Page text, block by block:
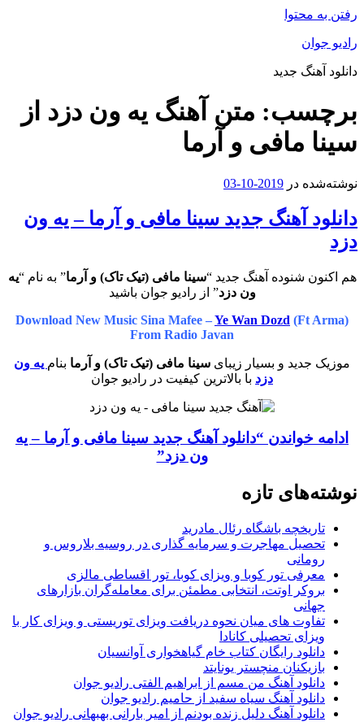
رفتن به محتوا
رادیو جوان
دانلود آهنگ جدید
برچسب: متن آهنگ یه ون دزد از
سینا مافی و آرما
نوشته‌شده در 2019-10-03
دانلود آهنگ جدید سینا مافی و آرما – یه ون
دزد
هم اکنون شنوده آهنگ جدید “سینا مافی (تیک تاک) و آرما” به نام “یه
ون دزد” از رادیو جوان باشید
Download New Music Sina Mafee –Ye Wan Dozd (Ft Arma)
From Radio Javan
موزیک جدید و بسیار زیبای سینا مافی (تیک تاک) و آرما بنام یه ون
دزد با بالاترین کیفیت در رادیو جوان
ادامه خواندن “دانلود آهنگ جدید سینا مافی و آرما – یه
ون دزد”
نوشته‌های تازه
تاریخچه باشگاه رئال مادرید
تحصیل مهاجرت و سرمایه گذاری در روسیه بلاروس و
رومانی
معرفی تور کوبا و ویزای کوبا، تور اقساطی مالزی
بروکر اوتت، انتخابی مطمئن برای معامله‌گران بازارهای
جهانی
تفاوت های میان نحوه دریافت ویزای توریستی و ویزای کار با
ویزای تحصیلی کانادا
دانلود رایگان کتاب خام گیاهخواری آوانسیان
بازیکنان منچستر یونایتد
دانلود آهنگ من مسم از ابراهیم الفتی رادیو جوان
دانلود آهنگ سیاه سفید از حامیم رادیو جوان
دانلود آهنگ دلیل زنده بودنم از امیر بارانی بهبهانی رادیو جوان